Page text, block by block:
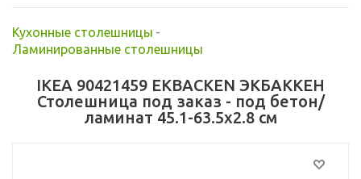
Кухонные столешницы -
Ламинированные столешницы
IKEA 90421459 EKBACKEN ЭКБАККЕН
Столешница под заказ - под бетон/
ламинат 45.1-63.5x2.8 см